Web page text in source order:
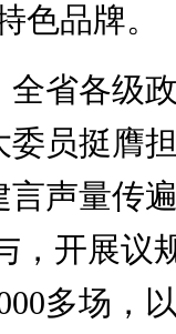
色品牌。
省各级政
委员挺膺
声量传
，开展议
多场，